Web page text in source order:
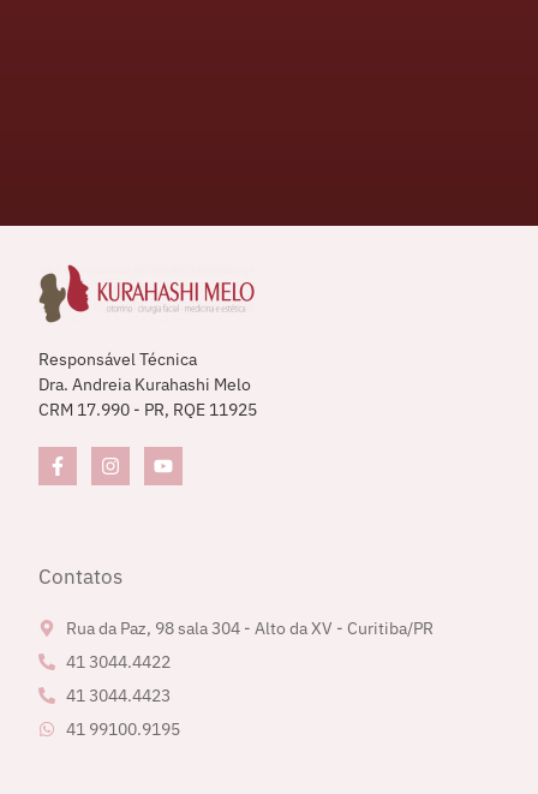
Responsável Técnica
Dra. Andreia Kurahashi Melo
CRM 17.990 - PR, RQE 11925
Contatos
Rua da Paz, 98 sala 304 - Alto da XV - Curitiba/PR
41 3044.4422
41 3044.4423
41 99100.9195